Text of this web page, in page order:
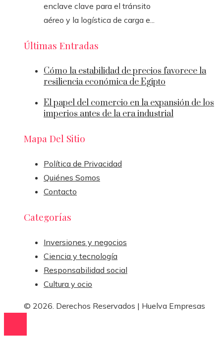
enclave clave para el tránsito
aéreo y la logística de carga e...
Últimas Entradas
Cómo la estabilidad de precios favorece la
resiliencia económica de Egipto
El papel del comercio en la expansión de los
imperios antes de la era industrial
Mapa Del Sitio
Política de Privacidad
Quiénes Somos
Contacto
Categorías
Inversiones y negocios
Ciencia y tecnología
Responsabilidad social
Cultura y ocio
© 2026. Derechos Reservados | Huelva Empresas